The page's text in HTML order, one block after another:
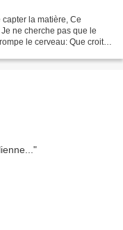
la matière, Ce
ne cherche pas que le
le cerveau: Que croit il